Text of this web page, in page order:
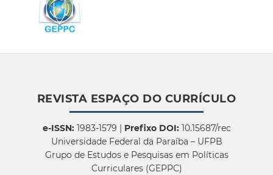
REVISTA ESPAÇO DO CURRÍCULO
e-ISSN:1983-1579 | Prefixo DOI:10.15687/rec
Universidade Federal da Paraíba – UFPB
Grupo de Estudos e Pesquisas em Políticas
Curriculares (GEPPC)